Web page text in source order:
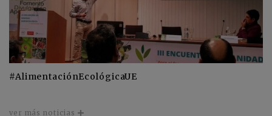
#AlimentaciónEcológicaUE
ver más noticias